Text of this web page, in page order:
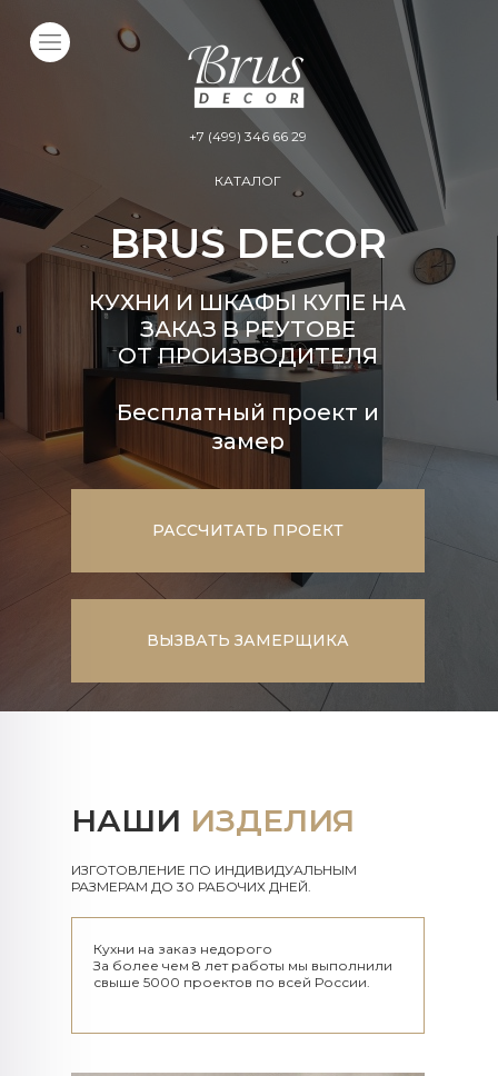
BRUS DECOR
КУХНИ И ШКАФЫ КУПЕ НА
ЗАКАЗ В РЕУТОВЕ
ОТ ПРОИЗВОДИТЕЛЯ
Бесплатный проект и
замер
+7 (499) 346 66 29
РАССЧИТАТЬ ПРОЕКТ
КАТАЛОГ
ВЫЗВАТЬ ЗАМЕРЩИКА
НАШИ ИЗДЕЛИЯ
ИЗГОТОВЛЕНИЕ ПО ИНДИВИДУАЛЬНЫМ
РАЗМЕРАМ ДО 30 РАБОЧИХ ДНЕЙ.​​​​​​​
Кухни на заказ недорого
За более чем 8 лет работы мы выполнили
свыше 5000 проектов по всей России.